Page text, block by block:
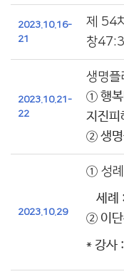
2023.10.16-
21
제 54
창
2023.10.21-
22
생명플
① 행복
지진피
② 생명
2023.10.29
① 성
세례
② 이단
* 강사